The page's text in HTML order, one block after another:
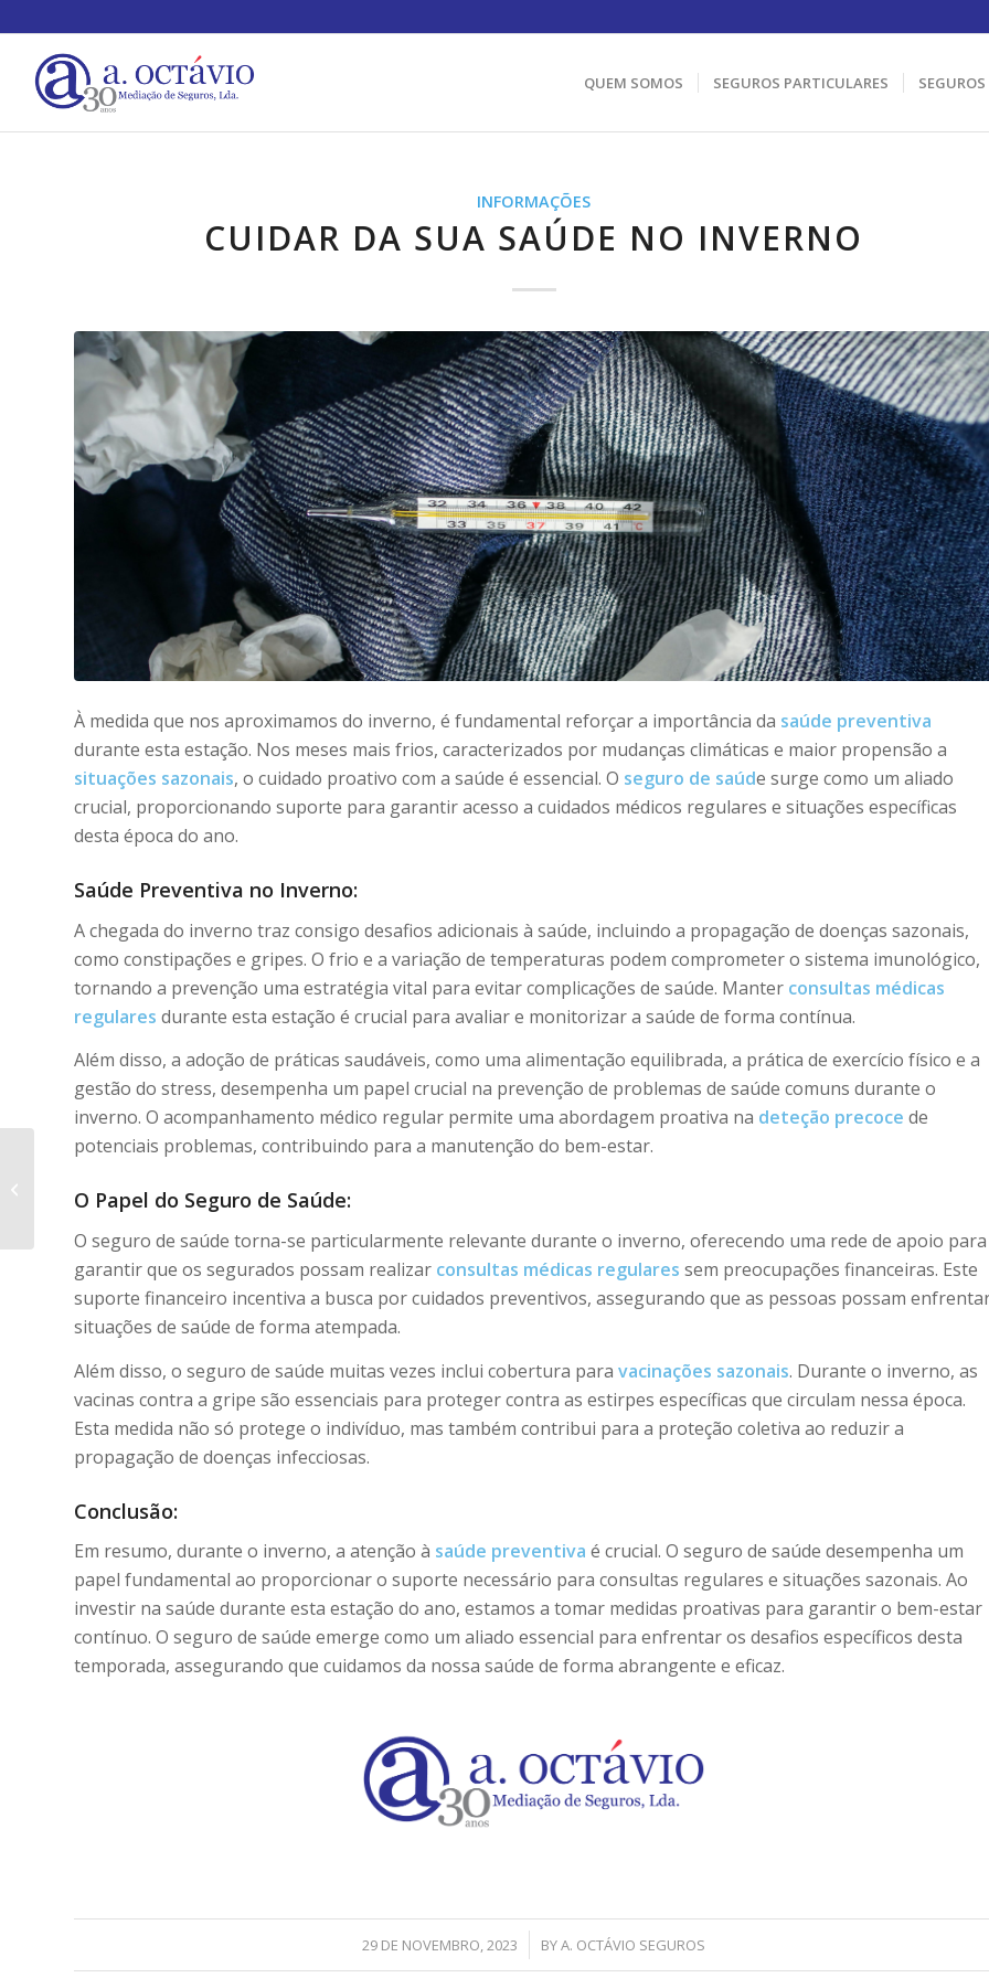
QUEM SOMOS SEGUROS PARTICULARES
INFORMAÇÕES
CUIDAR DA SUA SAÚDE NO INVERNO
À medida que nos aproximamos do inverno, é fundamental reforçar a importância da saúde preventiva
durante esta estação. Nos meses mais frios, caracterizados por mudanças climáticas e maior propensão a
situações sazonais, o cuidado proativo com a saúde é essencial. O seguro de saúde surge como um aliado
crucial, proporcionando suporte para garantir acesso a cuidados médicos regulares e situações específicas
desta época do ano.
Saúde Preventiva no Inverno:
A chegada do inverno traz consigo desafios adicionais à saúde, incluindo a propagação de doenças sazonais,
como constipações e gripes. O frio e a variação de temperaturas podem comprometer o sistema imunológico,
tornando a prevenção uma estratégia vital para evitar complicações de saúde. Manter consultas médicas
regulares durante esta estação é crucial para avaliar e monitorizar a saúde de forma contínua.
Além disso, a adoção de práticas saudáveis, como uma alimentação equilibrada, a prática de exercício físico e a
gestão do stress, desempenha um papel crucial na prevenção de problemas de saúde comuns durante o
inverno. O acompanhamento médico regular permite uma abordagem proativa na deteção precoce de
potenciais problemas, contribuindo para a manutenção do bem-estar.
O Papel do Seguro de Saúde:
O seguro de saúde torna-se particularmente relevante durante o inverno, oferecendo uma rede de apoio para
garantir que os segurados possam realizar consultas médicas regulares sem preocupações financeiras. Este
suporte financeiro incentiva a busca por cuidados preventivos, assegurando que as pessoas possam
situações de saúde de forma atempada.
Além disso, o seguro de saúde muitas vezes inclui cobertura para vacinações sazonais. Durante o inverno, as
vacinas contra a gripe são essenciais para proteger contra as estirpes específicas que circulam nessa época.
Esta medida não só protege o indivíduo, mas também contribui para a proteção coletiva ao reduzir a
propagação de doenças infecciosas.
Conclusão:
Em resumo, durante o inverno, a atenção à saúde preventiva é crucial. O seguro de saúde desempenha um
papel fundamental ao proporcionar o suporte necessário para consultas regulares e situações sazonais. Ao
investir na saúde durante esta estação do ano, estamos a tomar medidas proativas para garantir o bem-estar
contínuo. O seguro de saúde emerge como um aliado essencial para enfrentar os desafios específicos desta
temporada, assegurando que cuidamos da nossa saúde de forma abrangente e eficaz.
29 DE NOVEMBRO, 2023
/ BYA. OCTÁVIO SEGUROS
Estimação nesta Época Festiva